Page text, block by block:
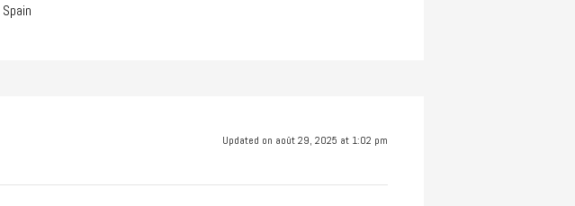
Spain
Updated on août 29, 2025 at 1:02 pm